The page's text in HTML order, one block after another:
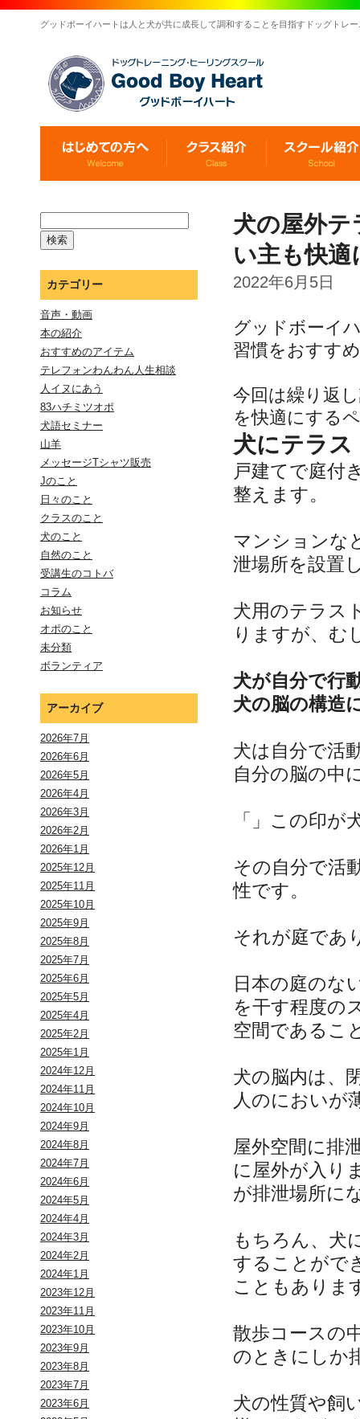
グッドボーイハートは人と犬が共に成長して調和することを目指すドッグトレ
カテゴリー
音声・動画
本の紹介
おすすめのアイテム
テレフォンわんわん人生相談
人イヌにあう
83ハチミツオポ
犬語セミナー
山羊
メッセージTシャツ販売
Jのこと
日々のこと
クラスのこと
犬のこと
自然のこと
受講生のコトバ
コラム
お知らせ
オポのこと
未分類
ボランティア
アーカイブ
2026年7月
2026年6月
2026年5月
2026年4月
2026年3月
2026年2月
2026年1月
2025年12月
2025年11月
2025年10月
2025年9月
2025年8月
2025年7月
2025年6月
2025年5月
2025年4月
2025年2月
2025年1月
2024年12月
2024年11月
2024年10月
2024年9月
2024年8月
2024年7月
2024年6月
2024年5月
2024年4月
2024年3月
2024年2月
2024年1月
2023年12月
2023年11月
2023年10月
2023年9月
2023年8月
2023年7月
2023年6月
犬の屋外
い主も快適
2022年6月5日
グッドボーイ
習慣をおすす
今回は繰り返
を快適にする
犬にテラ
戸建てで庭付
整えます。
マンションな
泄場所を設置
犬用のテラス
りますが、む
犬が自分で行
犬の脳の構造
犬は自分で活
自分の脳の中
「 」この印が
その自分で活
性です。
それが庭であ
日本の庭のな
を干す程度の
空間であるこ
犬の脳内は、
人のにおいが
屋外空間に排
に屋外が入り
が排泄場所に
もちろん、犬
することがで
こともありま
散歩コースの
のときにしか
犬の性質や飼